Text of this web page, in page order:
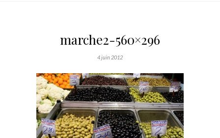
marche2-560×296
4 juin 2012